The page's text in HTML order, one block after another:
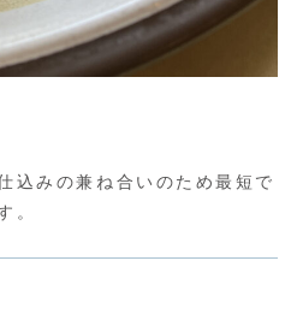
込みの兼ね合いのため最短で
。